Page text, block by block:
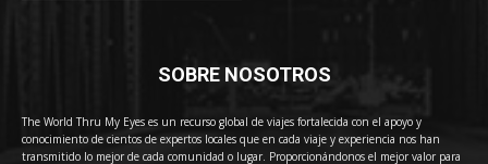
SOBRE NOSOTROS
The World Thru My Eyes es un recurso global de viajes fortalecida con el apoyo y
conocimiento de cientos de expertos locales que en cada viaje y experiencia nos han
transmitido lo mejor de cada comunidad o lugar. Proporcionándonos el mejor valor para